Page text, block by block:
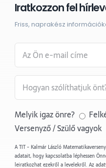
Iratkozzon fel
Friss, naprakész
Melyik igaz önre?
Versenyző / Szülő vagyok
A TIT - Kalmár László
adatait, hogy kapcsolatba léphessen
leiratkozhat ezekről a levelekről. Az